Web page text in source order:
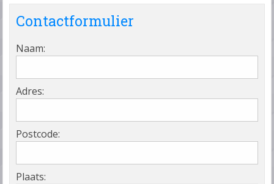
Contactformulier
Naam:
Adres:
Postcode:
Plaats: